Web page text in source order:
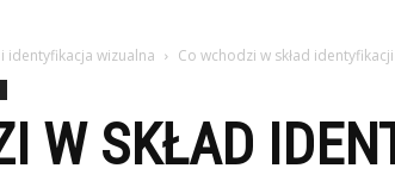
identyfikacja wizualna Co wchodzi w skład
W SKŁAD